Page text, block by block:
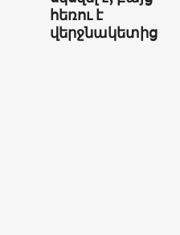
հեռու է
վերջնակետից